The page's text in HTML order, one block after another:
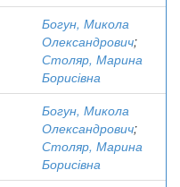
Богун, Микола
Олександрович;
Столяр, Марина
Борисівна
Богун, Микола
Олександрович;
Столяр, Марина
Борисівна